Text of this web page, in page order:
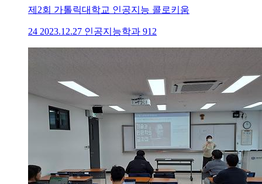
제2회 가톨릭대학교 인공지능 콜로키움
24 2023.12.27 인공지능학과 912